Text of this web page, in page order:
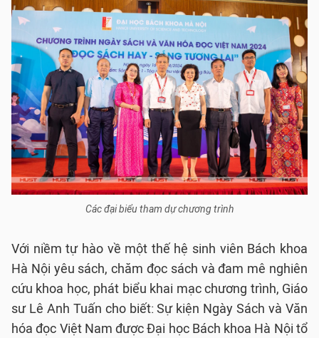
Các đại biểu tham dự chương trình
Với niềm tự hào về một thế hệ sinh viên Bách khoa
Hà Nội yêu sách, chăm đọc sách và đam mê nghiên
cứu khoa học, phát biểu khai mạc chương trình, Giáo
sư Lê Anh Tuấn cho biết: Sự kiện Ngày Sách và Văn
hóa đọc Việt Nam được Đại học Bách khoa Hà Nội tổ